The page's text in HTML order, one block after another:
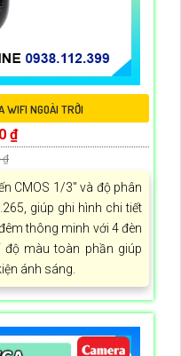
WIFI NGOÀI TRỜI
₫
₫
CMOS 1/3" và độ phân
giúp ghi hình chi tiết
thông minh với 4 đèn
màu toàn phần giúp
ánh sáng.